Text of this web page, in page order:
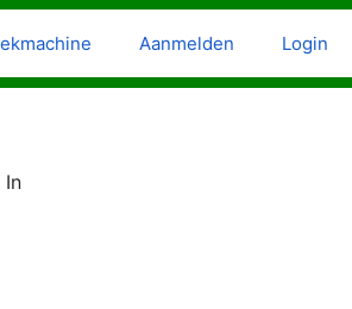
Aanmelden Login
In